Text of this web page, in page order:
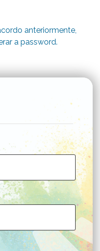
anteriormente,
a password.